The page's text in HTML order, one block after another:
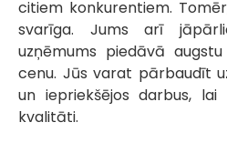
citiem konkurentiem.
svarīga. Jums arī
uzņēmums piedāvā
cenu. Jūs varat pārbaudīt
un iepriekšējos darbus,
kvalitāti.